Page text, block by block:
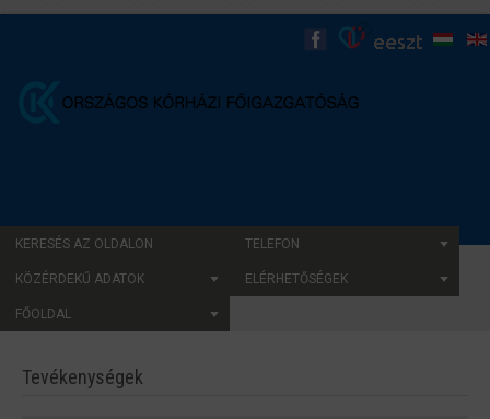
KERESÉS AZ OLDALON TELEFON
KÖZÉRDEKŰ ADATOK ELÉRHETŐSÉGEK
FŐOLDAL
Tevékenységek